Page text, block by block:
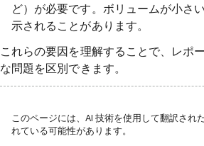
ど）が必要です。ボリュームが小さ
示されることがあります。
これらの要因を理解することで、レポ
な問題を区別できます。
このページには、AI 技術を使用して翻訳され
れている可能性があります。